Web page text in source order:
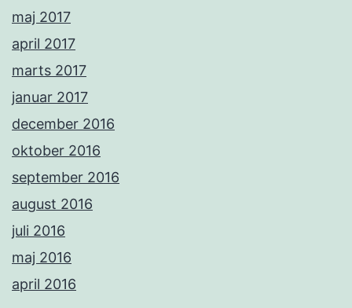
maj 2017
april 2017
marts 2017
januar 2017
december 2016
oktober 2016
september 2016
august 2016
juli 2016
maj 2016
april 2016